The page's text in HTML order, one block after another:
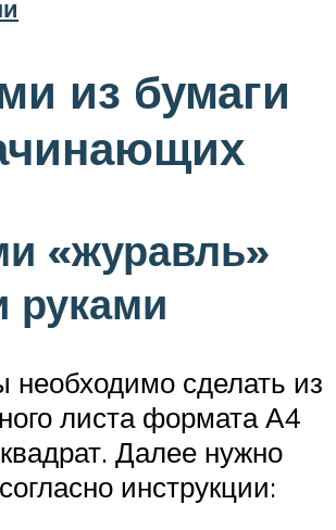
из бумаги
«журавль»
руками
необходимо сделать из
листа формата А4
Далее нужно
инструкции: